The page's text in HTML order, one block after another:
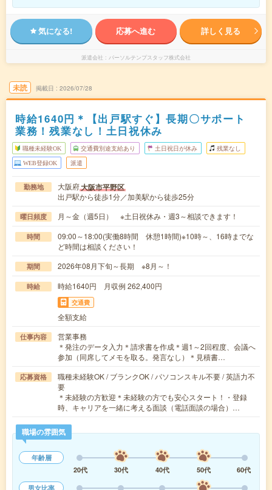
気になる! 応募へ進む 詳しく見る
派遣会社 パーソルテンプスタッフ株式会社
未読 掲載日 2026/07/28
時給1640円＊【出戸駅すぐ】長期〇サポート
業務！残業なし！土日祝休み
職種未経験OK 交通費別途支給あり 土日祝日が休み 残業なし
WEB登録OK 派遣
勤務地 大阪府大阪市平野区
出戸駅から徒歩1分／加美駅から徒歩25分
曜日頻度 月～金（週5日） ※土日祝休み・週3～相談できます！
時間
09:00～18:00(実働8時間 休憩1時間)※10時～、16時までな
ど時間は相談ください！
期間 2026年08月下旬～長期 ※8月～！
時給 時給1640円 月収例 262,400円
交通費
全額支給
仕事内容
営業事務
＊発注のデータ入力＊請求書を作成＊週1～2回程度、会議へ
参加（同席してメモを取る。発言なし）＊見積書…
応募資格
職種未経験OK / ブランクOK / パソコンスキル不要 / 英語力不
要
＊未経験の方歓迎＊未経験の方でも安心スタート！・登録
時、キャリアを一緒に考える面談（電話面談の場合）…
職場の雰囲気
年齢層
20代
30代 40代 50代
60代
男女比率